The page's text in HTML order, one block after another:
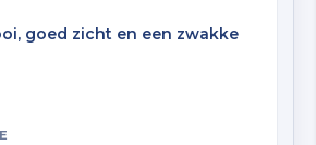
goed zicht en een zwakke